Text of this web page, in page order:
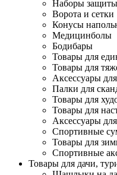
Наборы защиты
Ворота и сетки
Конусы
Медицинболы
Бодибары
Товары для
Товары для
Аксессуары
Палки для
Товары для
Товары для
Аксессуары
Спортивные
Товары для
Спортивные
Товары для дачи,